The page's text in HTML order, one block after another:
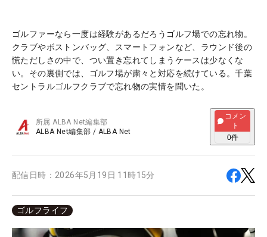
ゴルファーなら一度は経験があるだろうゴルフ場での忘れ物。
クラブやボストンバッグ、スマートフォンなど、ラウンド後の
慌ただしさの中で、つい置き忘れてしまうケースは少なくな
い。その裏側では、ゴルフ場が粛々と対応を続けている。千葉
セントラルゴルフクラブで忘れ物の実情を聞いた。
所属ALBA Net編集部
ALBA Net編集部 / ALBA Net
コメン
ト
0件
配信日時： 2026年5月19日 11時15分
ゴルフライフ